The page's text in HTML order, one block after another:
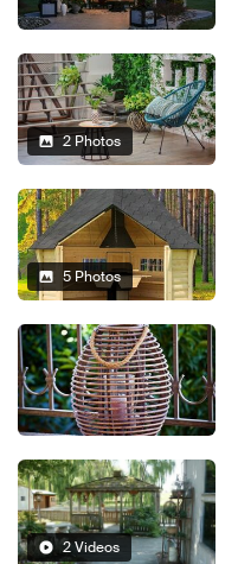
2 Photos
5 Photos
2 Videos